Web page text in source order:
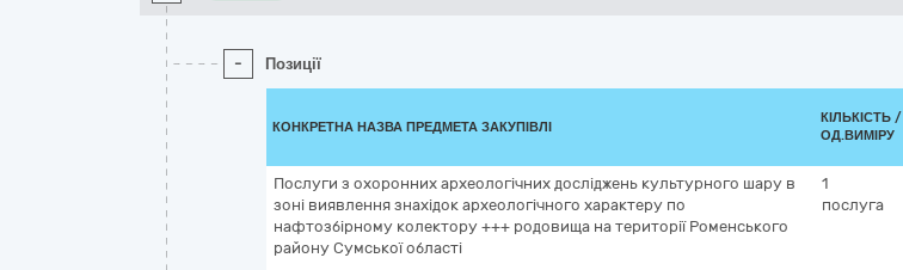
- Позиції
КОНКРЕТНА НАЗВА ПРЕДМЕТА ЗАКУПІВЛІ
КІЛЬКІСТЬ /
ОД.ВИМІРУ
Послуги з охоронних археологічних досліджень культурного шару в
зоні виявлення знахідок археологічного характеру по
нафтозбірному колектору +++ родовища на території Роменського
району Сумської області
1
послуга